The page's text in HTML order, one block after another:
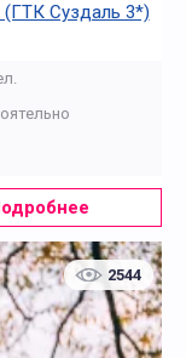
(ГТК Суздаль 3*)
2544